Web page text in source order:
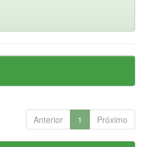
Anterior 1 Próximo